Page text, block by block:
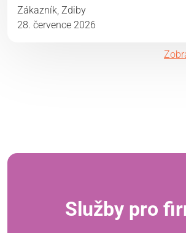
Zákazník, Zdiby
28. července 2026
Služby pro